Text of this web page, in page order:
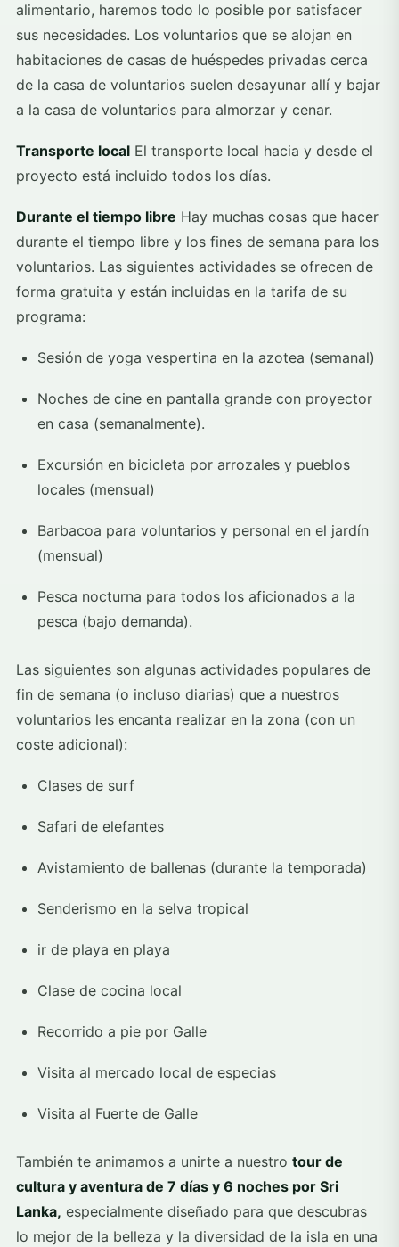
alimentario, haremos todo lo posible por satisfacer
sus necesidades. Los voluntarios que se alojan en
habitaciones de casas de huéspedes privadas cerca
de la casa de voluntarios suelen desayunar allí y bajar
a la casa de voluntarios para almorzar y cenar.
Transporte local El transporte local hacia y desde el
proyecto está incluido todos los días.
Durante el tiempo libre Hay muchas cosas que hacer
durante el tiempo libre y los fines de semana para los
voluntarios. Las siguientes actividades se ofrecen de
forma gratuita y están incluidas en la tarifa de su
programa:
Sesión de yoga vespertina en la azotea (semanal)
Noches de cine en pantalla grande con proyector
en casa (semanalmente).
Excursión en bicicleta por arrozales y pueblos
locales (mensual)
Barbacoa para voluntarios y personal en el jardín
(mensual)
Pesca nocturna para todos los aficionados a la
pesca (bajo demanda).
Las siguientes son algunas actividades populares de
fin de semana (o incluso diarias) que a nuestros
voluntarios les encanta realizar en la zona (con un
coste adicional):
Clases de surf
Safari de elefantes
Avistamiento de ballenas (durante la temporada)
Senderismo en la selva tropical
ir de playa en playa
Clase de cocina local
Recorrido a pie por Galle
Visita al mercado local de especias
Visita al Fuerte de Galle
También te animamos a unirte a nuestro tour de
cultura y aventura de 7 días y 6 noches por Sri
Lanka, especialmente diseñado para que descubras
lo mejor de la belleza y la diversidad de la isla en una